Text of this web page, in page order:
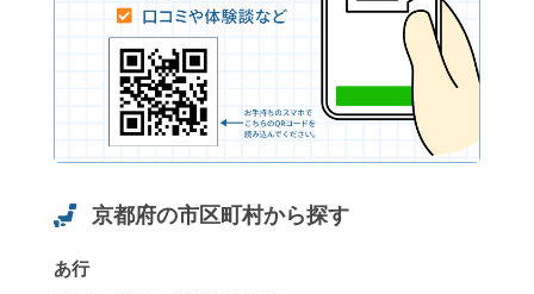
京都府の市区町村から探す
あ行